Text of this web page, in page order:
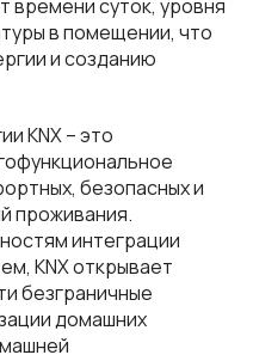
времени суток, уровня
в помещении, что
и созданию
KNX – это
безопасных и
проживания.
интеграции
KNX открывает
безграничные
домашних